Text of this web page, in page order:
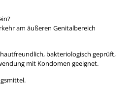
am äußeren Genitalbereich
bakteriologisch geprüft,
mit Kondomen geeignet.